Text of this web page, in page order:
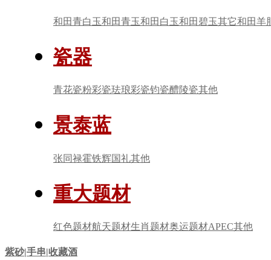
和田青白玉和田青玉和田白玉和田碧玉其它和田羊
瓷器
青花瓷粉彩瓷珐琅彩瓷钧瓷醴陵瓷其他
景泰蓝
张同禄霍铁辉国礼其他
重大题材
红色题材航天题材生肖题材奥运题材APEC其他
紫砂|手串|收藏酒